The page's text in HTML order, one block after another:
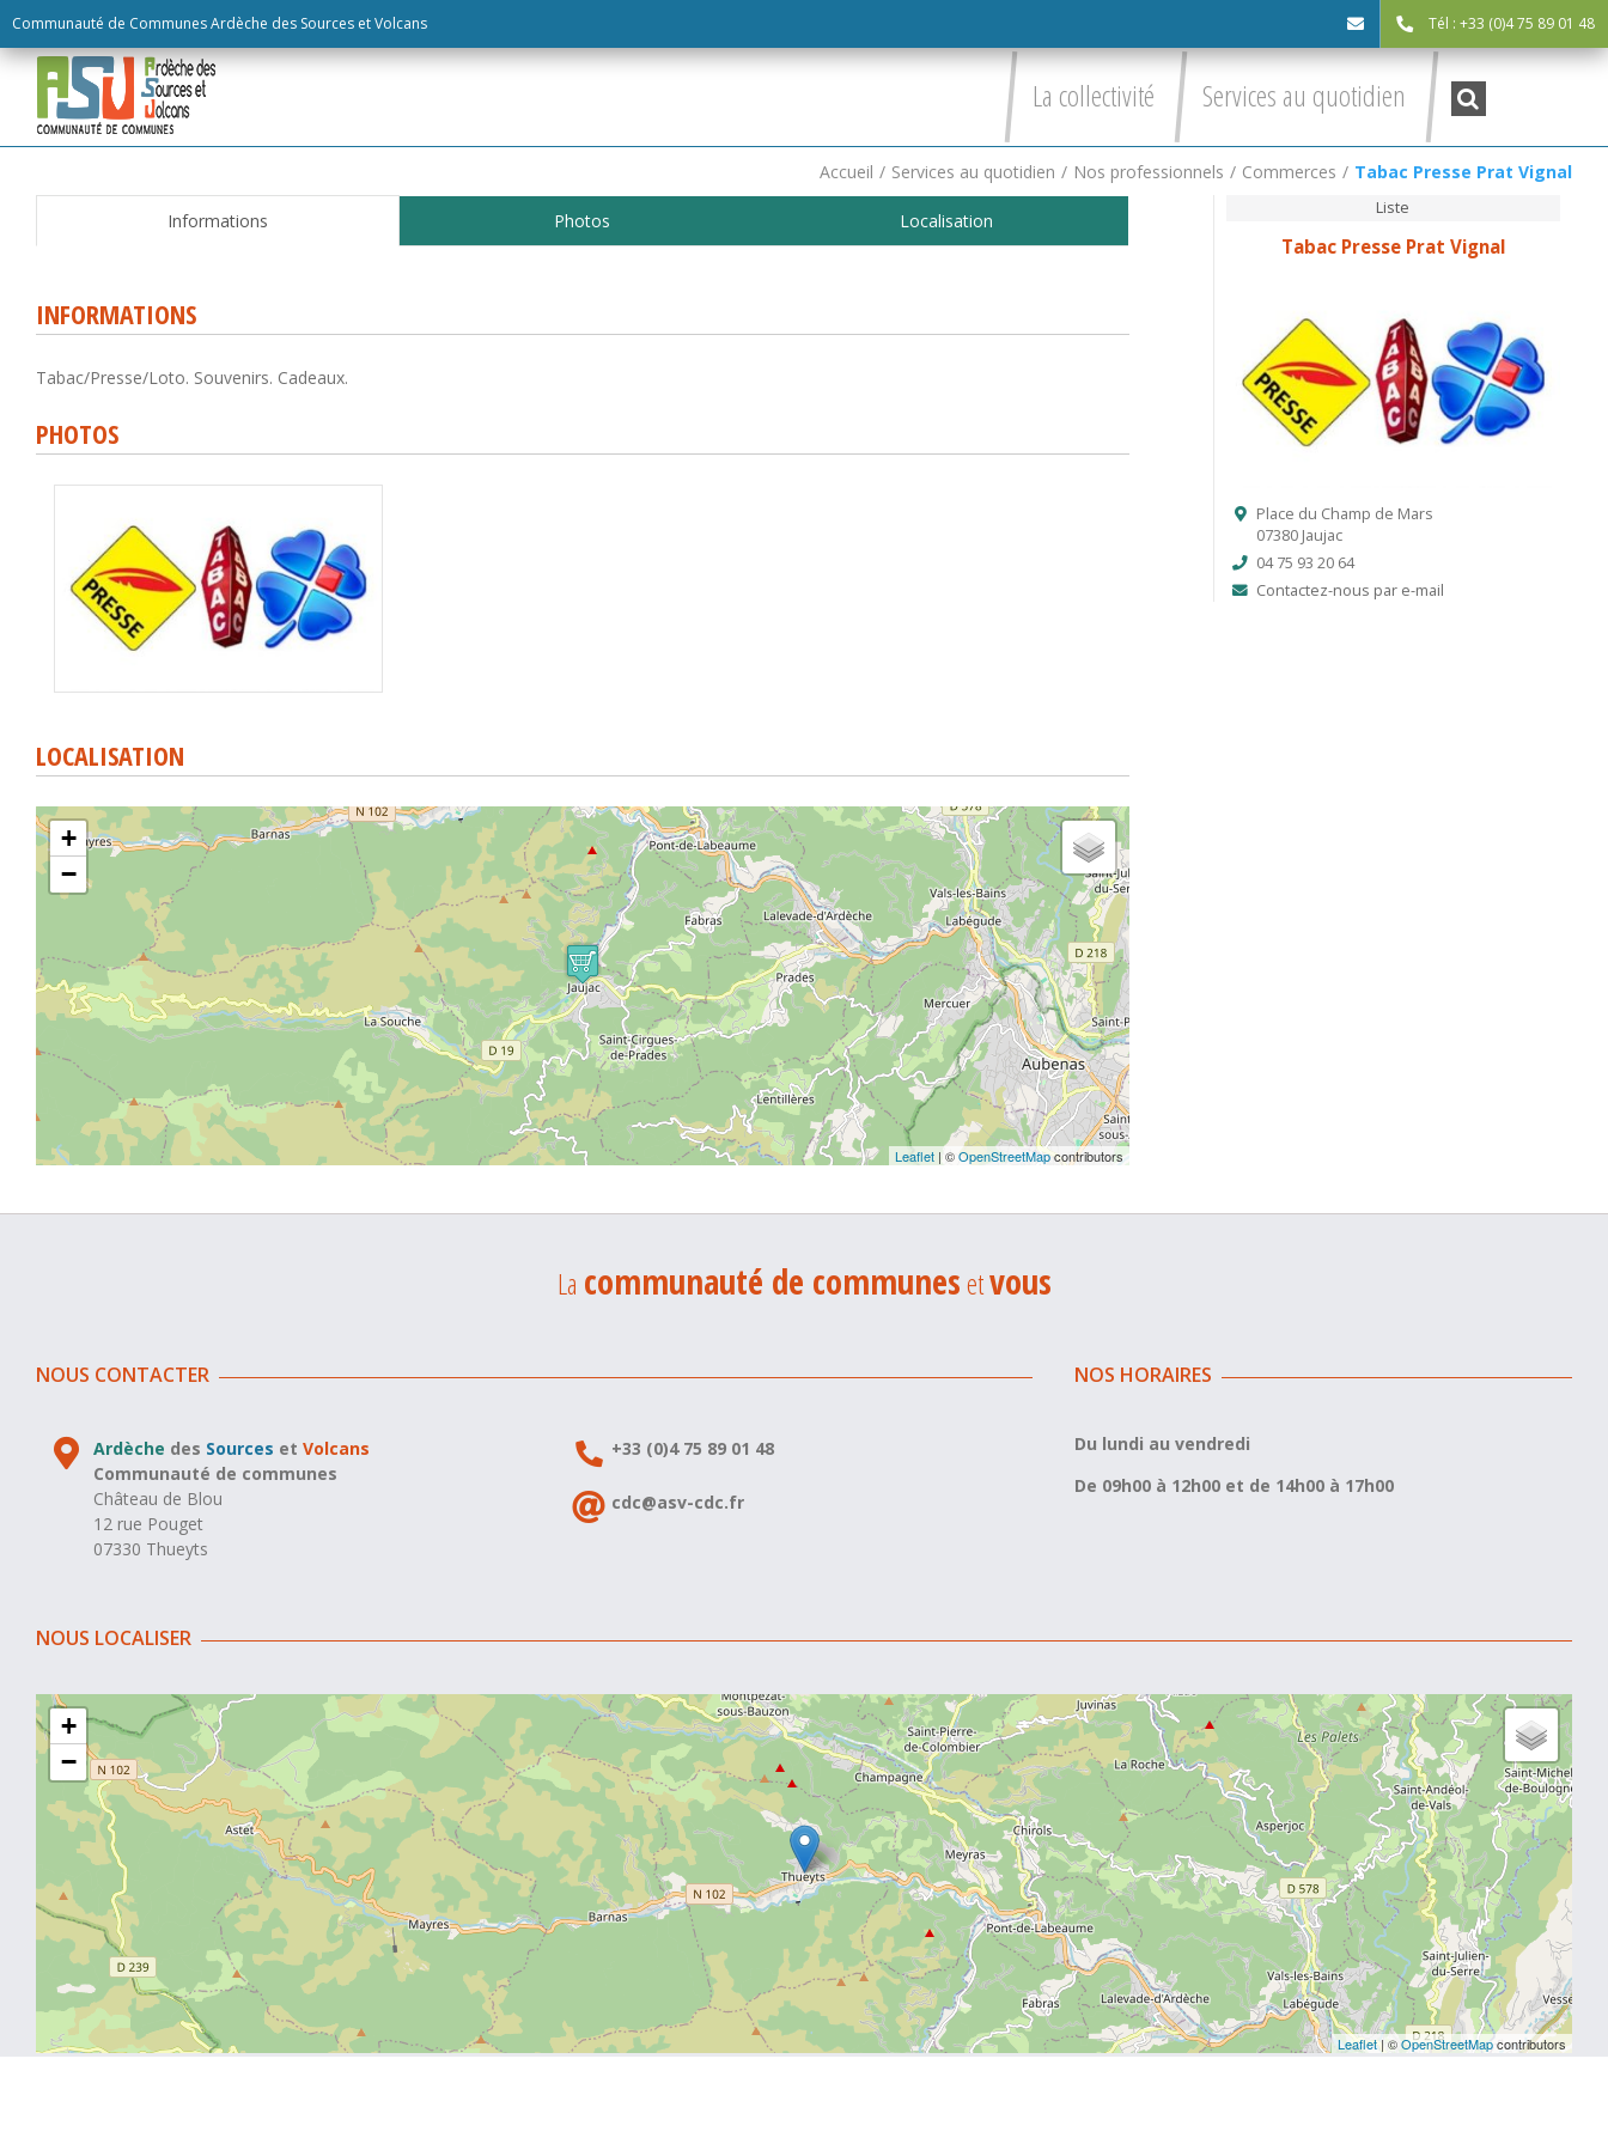
Communauté de Communes Ardèche des Sources et Volcans Tél : +33 (0)4 75 89 01 48
to
content
La collectivité Services au quotidien Recherche
:
Accueil / Services au quotidien / Nos professionnels / Commerces / Tabac Presse Prat Vignal
Informations Photos Localisation
INFORMATIONS
Tabac/Presse/Loto. Souvenirs. Cadeaux.
PHOTOS
LOCALISATION
+
−
Leaflet| ©OpenStreetMapcontributors
Liste
Tabac Presse Prat Vignal
Place du Champ de Mars
07380 Jaujac
04 75 93 20 64
Contactez-nous par e-mail
La communauté de communesetvous
NOUS CONTACTER
Ardèche des Sources etVolcans
Communauté de communes
Château de Blou
12 rue Pouget
07330 Thueyts
+33 (0)4 75 89 01 48
cdc@asv-cdc.fr
NOS HORAIRES
Du lundi au vendredi
De 09h00 à 12h00 et de 14h00 à 17h00
NOUS LOCALISER
+
−
Leaflet| ©OpenStreetMapcontributors